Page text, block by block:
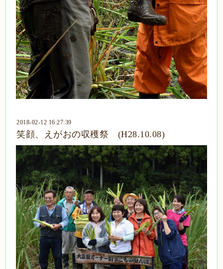
2018-02-12 16:27:39
笑顔、えがおの収穫祭 (H28.10.08)